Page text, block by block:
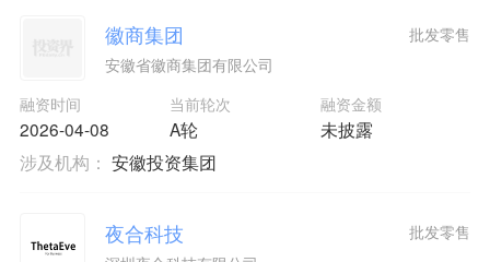
徽商集团
安徽省徽商集团有限公司
融资时间
2026-04-08
当前轮次
A轮
融资金额
未披露
批发零售
涉及机构： 安徽投资集团
夜合科技 批发零售